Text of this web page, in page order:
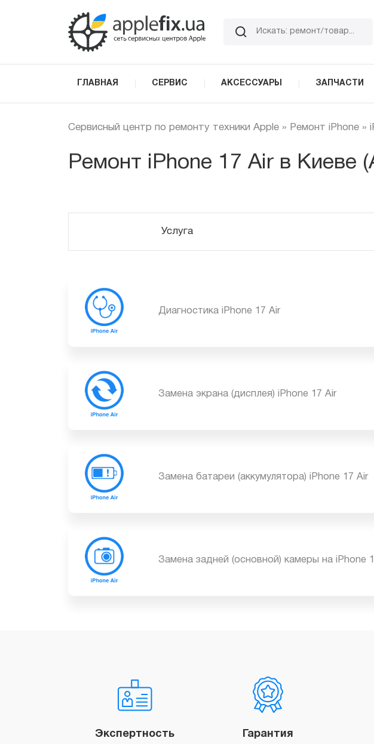
ГЛАВНАЯ СЕРВИС АКСЕССУАРЫ ЗАПЧАСТИ
Сервисный центр по ремонту техники Apple » Ремонт iPhone »
Ремонт iPhone 17 Air в Киеве
Услуга
Экспертность Гарантия